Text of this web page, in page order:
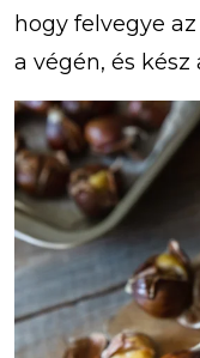
hogy felvegye
a végén, és